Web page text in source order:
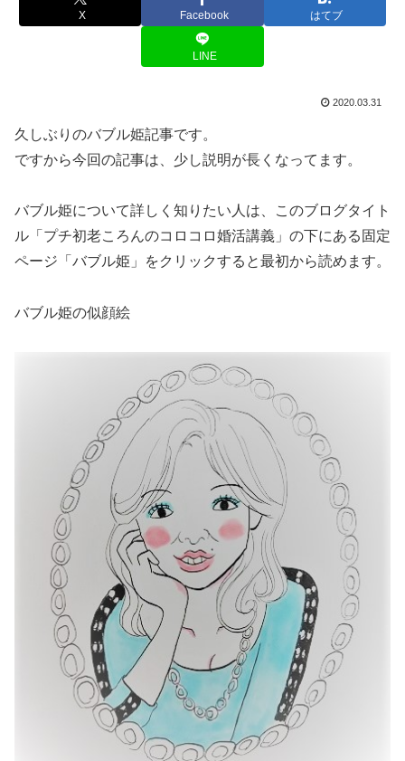
X Facebook はてブ
LINE
2020.03.31
久しぶりのバブル姫記事です。
ですから今回の記事は、少し説明が長くなってます。
バブル姫について詳しく知りたい人は、このブログタイト
ル「プチ初老ころんのコロコロ婚活講義」の下にある固定
ページ「バブル姫」をクリックすると最初から読めます。
バブル姫の似顔絵